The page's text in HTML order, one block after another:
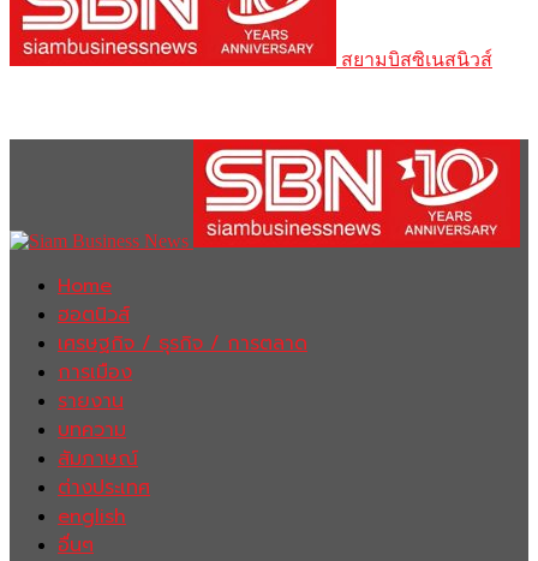
สยามบิสซิเนสนิวส์
Home
ฮอตนิวส์
เศรษฐกิจ / ธุรกิจ / การตลาด
การเมือง
รายงาน
บทความ
สัมภาษณ์
ต่างประเทศ
english
อื่นๆ